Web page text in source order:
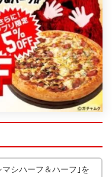
マシハーフ＆ハーフ｣を